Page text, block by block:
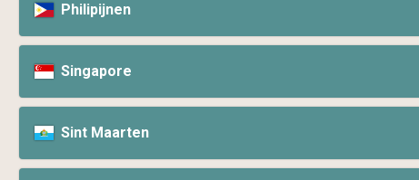
Philipijnen
Singapore
Sint Maarten